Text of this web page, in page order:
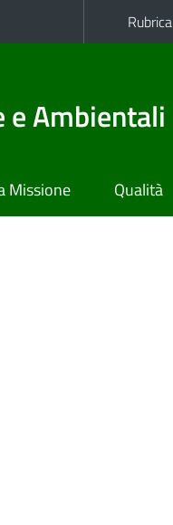
Rubrica
e Ambientali
Missione Qualità